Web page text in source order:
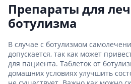
Препараты для
ботулизма
В случае с ботулизмом
допускается, так как может
для пациента. Таблеток от
домашних условиях улучшить